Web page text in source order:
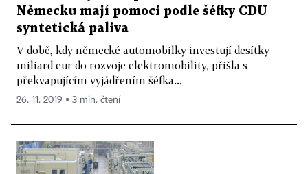
Německu mají pomoci podle šéfky CDU
syntetická paliva
V době, kdy německé automobilky investují desítky
miliard eur do rozvoje elektromobility, přišla s
překvapujícím vyjádřením šéfka...
26. 11. 2019 ▪ 3 min. čtení